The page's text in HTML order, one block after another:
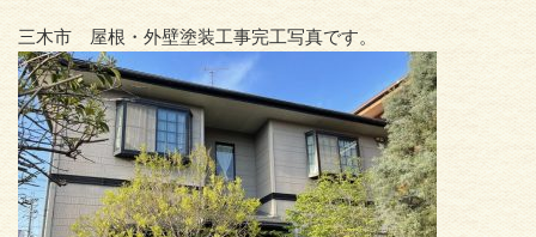
三木市 屋根・外壁塗装工事完工写真です。